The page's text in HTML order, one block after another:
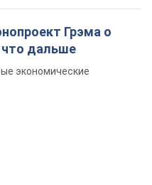
Грэма о
что дальше
экономические